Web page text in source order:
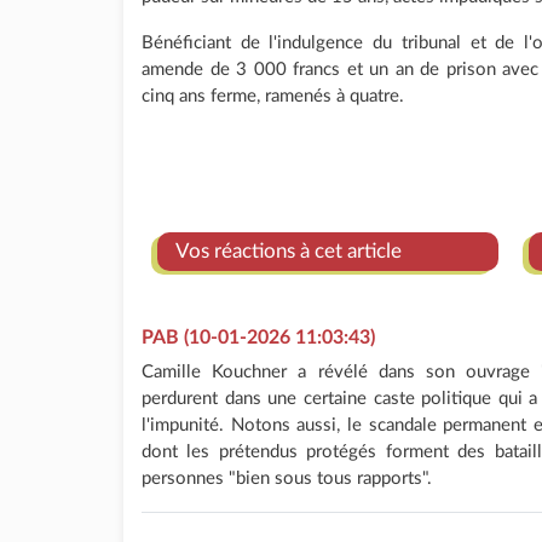
Bénéficiant de l'indulgence du tribunal et de
amende de 3 000 francs et un an de prison
cinq ans ferme, ramenés à quatre.
Vos réactions à cet article
PAB (10-01-2026 11:03:43)
Camille Kouchner a révélé dans son ouvrage
perdurent dans une certaine caste politique qui
l'impunité. Notons aussi, le scandale
dont les prétendus protégés forment des
personnes "bien sous tous rapports".